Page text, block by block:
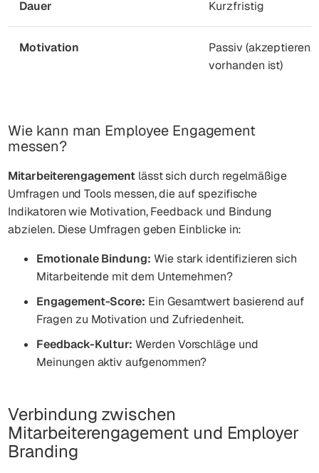
Dauer Kurzfristig
Motivation
Passiv (akzeptieren,
vorhanden ist)
Wie kann man Employee Engagement
messen?
Mitarbeiterengagementlässt sich durch regelmäßige
Umfragen und Tools messen, die auf spezifische
Indikatoren wie Motivation, Feedback und Bindung
abzielen. Diese Umfragen geben Einblicke in:
Emotionale Bindung: Wie stark identifizieren sich
Mitarbeitende mit dem Unternehmen?
Engagement-Score: Ein Gesamtwert basierend auf
Fragen zu Motivation und Zufriedenheit.
Feedback-Kultur: Werden Vorschläge und
Meinungen aktiv aufgenommen?
Verbindung zwischen
Mitarbeiterengagement und Employer
Branding